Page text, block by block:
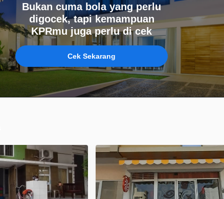
Bukan cuma bola yang perlu
digocek, tapi kemampuan
KPRmu juga perlu di cek
Cek Sekarang